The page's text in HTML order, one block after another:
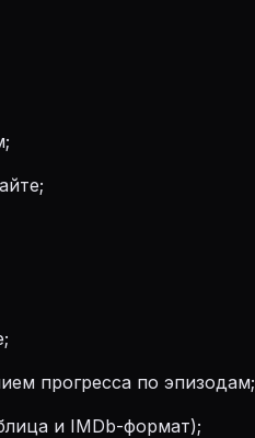
прогресса по эпизодам;
и IMDb-формат);